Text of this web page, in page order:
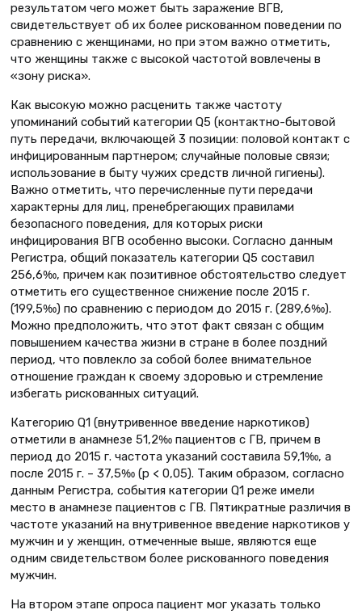
результатом чего может быть заражение ВГВ,
свидетельствует об их более рискованном поведении по
сравнению с женщинами, но при этом важно отметить,
что женщины также с высокой частотой вовлечены в
«зону риска».
Как высокую можно расценить также частоту
упоминаний событий категории Q5 (контактно-бытовой
путь передачи, включающей 3 позиции: половой контакт с
инфицированным партнером; случайные половые связи;
использование в быту чужих средств личной гигиены).
Важно отметить, что перечисленные пути передачи
характерны для лиц, пренебрегающих правилами
безопасного поведения, для которых риски
инфицирования ВГВ особенно высоки. Согласно данным
Регистра, общий показатель категории Q5 составил
256,6‰, причем как позитивное обстоятельство следует
отметить его существенное снижение после 2015 г.
(199,5‰) по сравнению с периодом до 2015 г. (289,6‰).
Можно предположить, что этот факт связан с общим
повышением качества жизни в стране в более поздний
период, что повлекло за собой более внимательное
отношение граждан к своему здоровью и стремление
избегать рискованных ситуаций.
Категорию Q1 (внутривенное введение наркотиков)
отметили в анамнезе 51,2‰ пациентов с ГВ, причем в
период до 2015 г. частота указаний составила 59,1‰, а
после 2015 г. – 37,5‰ (p < 0,05). Таким образом, согласно
данным Регистра, события категории Q1 реже имели
место в анамнезе пациентов с ГВ. Пятикратные различия в
частоте указаний на внутривенное введение наркотиков у
мужчин и у женщин, отмеченные выше, являются еще
одним свидетельством более рискованного поведения
мужчин.
На втором этапе опроса пациент мог указать только